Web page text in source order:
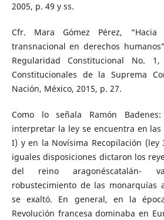
2005, p. 49 y ss.
Cfr. Mara Gómez Pérez,
transnacional en derechos
Regularidad Constitucional No.
Constitucionales de la Suprema
Nación, México, 2015, p. 27.
Como lo señala Ramón
interpretar la ley se encuentra en
I) y en la Novísima Recopilación
iguales disposiciones dictaron los
del reino aragonéscatalán-
robustecimiento de las monarquías
se exaltó. En general, en la
Revolución francesa dominaba en